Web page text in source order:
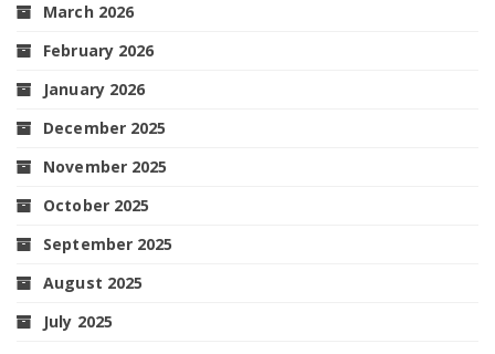
March 2026
February 2026
January 2026
December 2025
November 2025
October 2025
September 2025
August 2025
July 2025